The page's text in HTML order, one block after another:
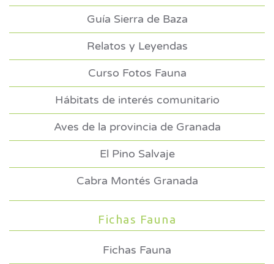
Guía Sierra de Baza
Relatos y Leyendas
Curso Fotos Fauna
Hábitats de interés comunitario
Aves de la provincia de Granada
El Pino Salvaje
Cabra Montés Granada
Fichas Fauna
Fichas Fauna